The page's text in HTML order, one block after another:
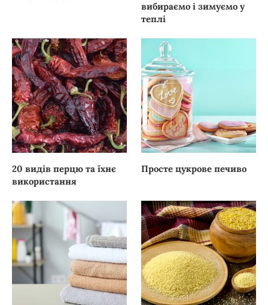
вибираємо і зимуємо у
теплі
20 видів перцю та їхнє
використання
Просте цукрове печиво